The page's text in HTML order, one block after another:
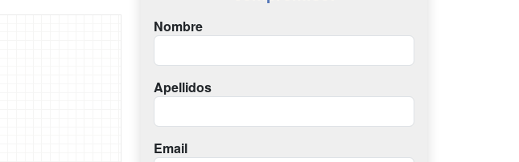
Nombre
Apellidos
Email